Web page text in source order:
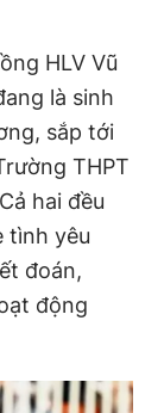
HLV Vũ
là sinh
sắp tới
THPT
hai đều
tình yêu
đoán,
động